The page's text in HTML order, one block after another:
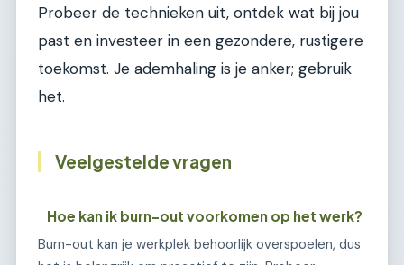
Probeer de technieken uit, ontdek wat bij jou
past en investeer in een gezondere, rustigere
toekomst. Je ademhaling is je anker; gebruik
het.
Veelgestelde vragen
Hoe kan ik burn-out voorkomen op het werk?
Burn-out kan je werkplek behoorlijk overspoelen, dus